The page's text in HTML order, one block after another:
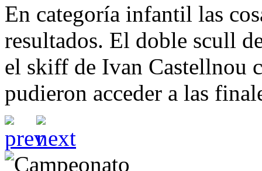
En categoría infantil las
resultados. El doble scull
el skiff de Ivan Castellnou
pudieron acceder a las